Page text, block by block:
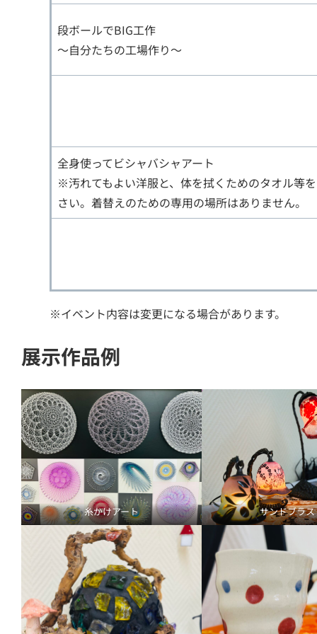
段ボールでBIG工作
～自分たちの工場作り～
全身使ってビシャバシャアート
※汚れてもよい洋服と、体を拭くためのタオル等
さい。着替えのための専用の場所はありません。
※イベント内容は変更になる場合があります。
展示作品例
糸かけアート サンドブラ